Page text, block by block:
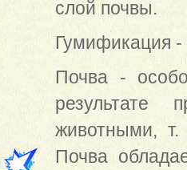
слой почвы.
Гумификация -
Почва -
результате
животными, т.
Почва